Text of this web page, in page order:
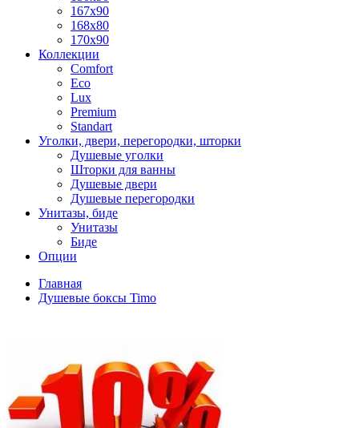
167x90
168x80
170x90
Коллекции
Comfort
Eco
Lux
Premium
Standart
Уголки, двери, перегородки, шторки
Душевые уголки
Шторки для ванны
Душевые двери
Душевые перегородки
Унитазы, биде
Унитазы
Биде
Опции
Главная
Душевые боксы Timo